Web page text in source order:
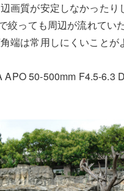
画質が安定しなかったり
絞っても周辺が流れてい
端は常用しにくいことが
APO 50-500mm F4.5-6.3